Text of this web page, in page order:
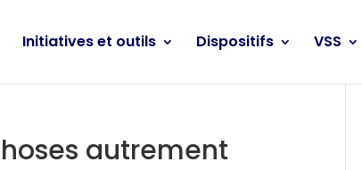
Initiatives et outils Dispositifs VSS
autrement